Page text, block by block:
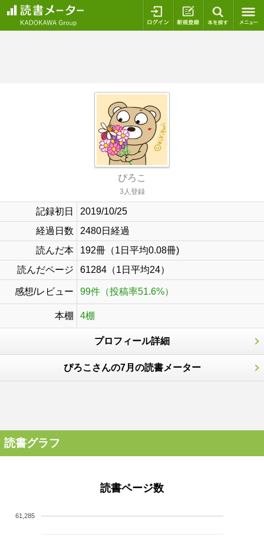
ログイン 新規登録
ぴろこ
3人登録
記録初日
2019/10/25
経過日数
2480日経過
読んだ本
192冊（1日平均0.08冊)
読んだページ
61284（1日平均24）
感想/レビュー 99件（投稿率51.6%）
本棚 4棚
プロフィール詳細
ぴろこさんの7月の読書メーター
読書グラフ
読書ページ数
61,285